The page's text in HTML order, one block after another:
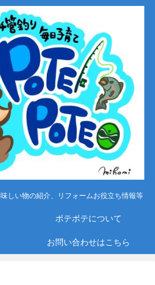
しい物の紹介、リフォームお役立ち情報等
ポテポテについて
お問い合わせはこちら